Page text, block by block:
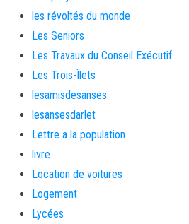
les révoltés du monde
Les Seniors
Les Travaux du Conseil Exécutif
Les Trois-Îlets
lesamisdesanses
lesansesdarlet
Lettre a la population
livre
Location de voitures
Logement
Lycées